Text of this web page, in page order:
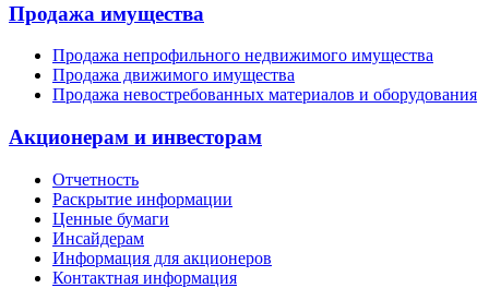
Продажа имущества
Продажа непрофильного недвижимого имущества
Продажа движимого имущества
Продажа невостребованных материалов и оборудования
Акционерам и инвесторам
Отчетность
Раскрытие информации
Ценные бумаги
Инсайдерам
Информация для акционеров
Контактная информация